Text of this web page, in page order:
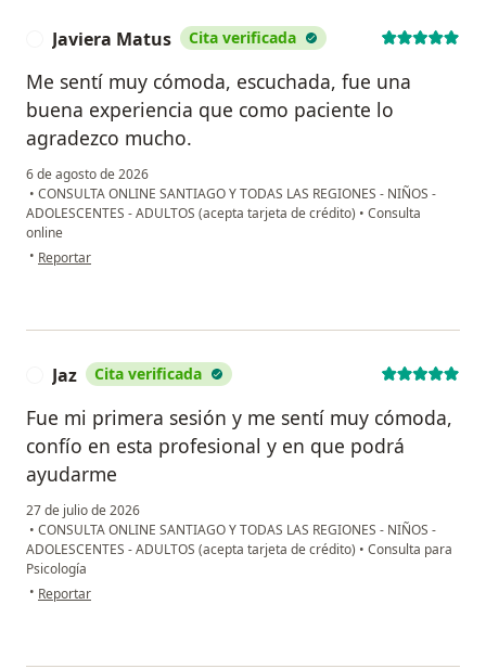
Javiera Matus Cita verificada
Me sentí muy cómoda, escuchada, fue una
buena experiencia que como paciente lo
agradezco mucho.
6 de agosto de 2026
• CONSULTA ONLINE SANTIAGO Y TODAS LAS REGIONES - NIÑOS -
ADOLESCENTES - ADULTOS (acepta tarjeta de crédito) • Consulta
online
• en opinión del usuario Javiera Matus
Reportar
Jaz Cita verificada
Fue mi primera sesión y me sentí muy cómoda,
confío en esta profesional y en que podrá
ayudarme
27 de julio de 2026
• CONSULTA ONLINE SANTIAGO Y TODAS LAS REGIONES - NIÑOS -
ADOLESCENTES - ADULTOS (acepta tarjeta de crédito) • Consulta para
Psicología
• en opinión del usuario Jaz
Reportar